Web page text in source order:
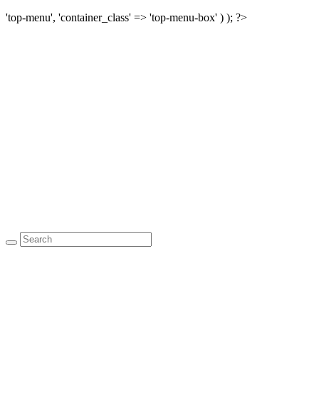
'top-menu', 'container_class' => 'top-menu-box' ) ); ?>